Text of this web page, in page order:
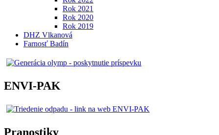
Rok 2021
Rok 2020
Rok 2019
DHZ Vlkanová
Farnosť Badín
ENVI-PAK
Pranostiky